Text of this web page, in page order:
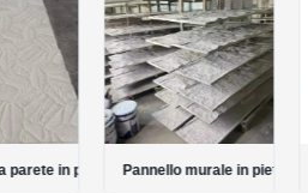
parete in pietra flessibilePannello murale in pietra PU